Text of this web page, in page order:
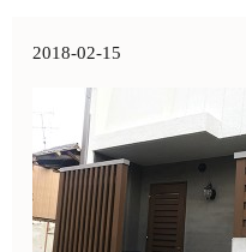
2018-02-15